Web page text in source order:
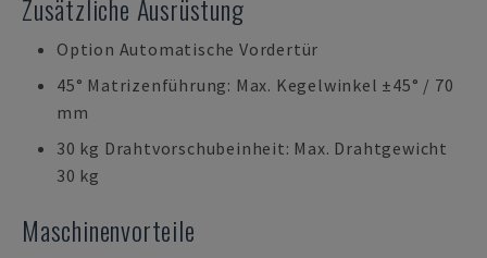
Zusätzliche Ausrüstung
Option Automatische Vordertür
45° Matrizenführung: Max. Kegelwinkel ±45° / 70
mm
30 kg Drahtvorschubeinheit: Max. Drahtgewicht
30 kg
Maschinenvorteile